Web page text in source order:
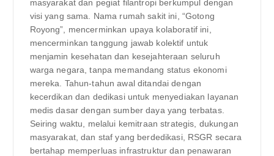
masyarakat dan pegiat filantropi berkumpul dengan
visi yang sama. Nama rumah sakit ini, “Gotong
Royong”, mencerminkan upaya kolaboratif ini,
mencerminkan tanggung jawab kolektif untuk
menjamin kesehatan dan kesejahteraan seluruh
warga negara, tanpa memandang status ekonomi
mereka. Tahun-tahun awal ditandai dengan
kecerdikan dan dedikasi untuk menyediakan layanan
medis dasar dengan sumber daya yang terbatas.
Seiring waktu, melalui kemitraan strategis, dukungan
masyarakat, dan staf yang berdedikasi, RSGR secara
bertahap memperluas infrastruktur dan penawaran